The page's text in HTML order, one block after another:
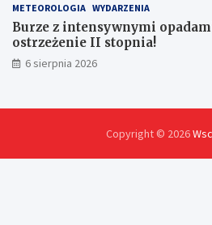
METEOROLOGIA WYDARZENIA
Burze z intensywnymi
ostrzeżenie II stopnia!
6 sierpnia 2026
Copyright © 2026